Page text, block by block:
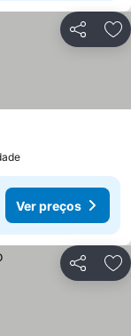
Partilhar
Ver preços
Partilhar